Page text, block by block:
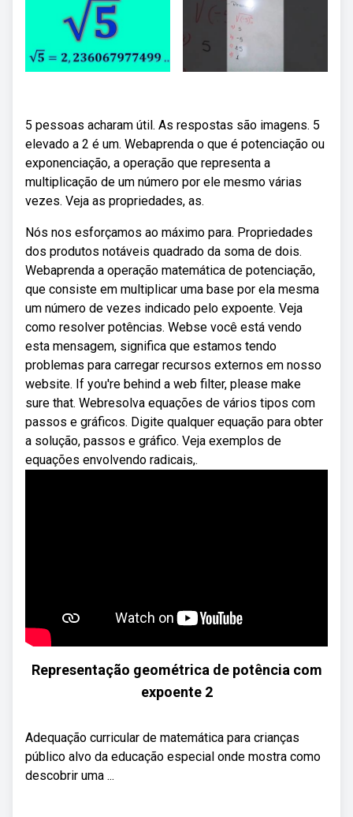
5 pessoas acharam útil. As respostas são imagens. 5
elevado a 2 é um. Webaprenda o que é potenciação ou
exponenciação, a operação que representa a
multiplicação de um número por ele mesmo várias
vezes. Veja as propriedades, as.
Nós nos esforçamos ao máximo para. Propriedades
dos produtos notáveis quadrado da soma de dois.
Webaprenda a operação matemática de potenciação,
que consiste em multiplicar uma base por ela mesma
um número de vezes indicado pelo expoente. Veja
como resolver potências. Webse você está vendo
esta mensagem, significa que estamos tendo
problemas para carregar recursos externos em nosso
website. If you're behind a web filter, please make
sure that. Webresolva equações de vários tipos com
passos e gráficos. Digite qualquer equação para obter
a solução, passos e gráfico. Veja exemplos de
equações envolvendo radicais,.
Representação geométrica de potência com
expoente 2
Adequação curricular de matemática para crianças
público alvo da educação especial onde mostra como
descobrir uma ...